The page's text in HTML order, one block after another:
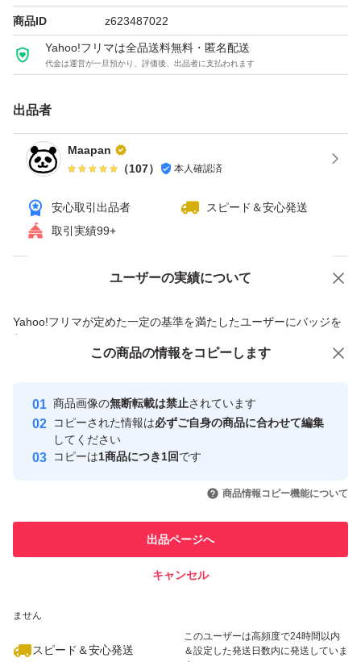
商品ID z623487022
Yahoo!フリマは全品送料無料・匿名配送
代金は運営が一旦預かり、評価後、出品者に支払われます
出品者
Maapan
（107） 本人確認済
安心取引出品者
スピード＆安心発送
取引実績99+
ユーザーの実績について
Yahoo!フリマが定めた一定の基準を満たしたユーザーにバッジを
付与しています
安心取引出品者
心・安全なユーザーです
取引実績
引を完了させた実績があります
での取引実績があります
ません
スピード＆安心発送
このユーザーは高頻度で24時間以内
＆設定した発送日数内に発送していま
価格の相談 商品への質問
この商品の情報をコピーします
商品画像の無断転載は禁止されています
コピーされた情報は必ずご自身の商品に合わせて編集
してください
コピーは1商品につき1回です
商品情報コピー機能について
出品ページへ
キャンセル
この商品をみている人にオススメ